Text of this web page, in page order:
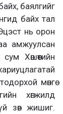
баялгийг
байх тал
нь орон
амжуулсан
Хөшөөтийн
мөнгө
хөгжилд
зөв жишиг.